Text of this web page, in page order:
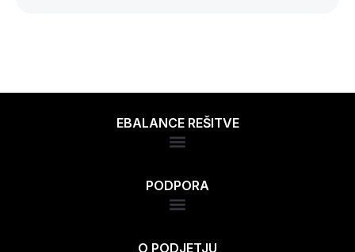
EBALANCE REŠITVE
PODPORA
O PODJETJU